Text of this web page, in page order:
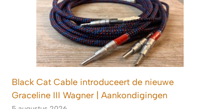
Black Cat Cable introduceert de nieuwe
Graceline III Wagner | Aankondigingen